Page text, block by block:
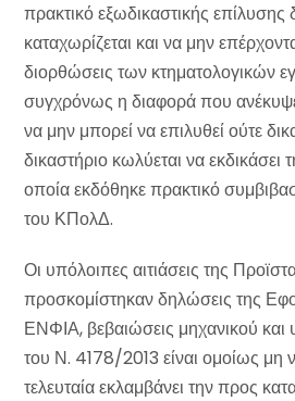
πρακτικό εξωδικαστικής
καταχωρίζεται και να μην
διορθώσεις των κτηματολογικών
συγχρόνως η διαφορά που
να μην μπορεί να επιλυθεί ούτε
δικαστήριο κωλύεται να εκδικάσει
οποία εκδόθηκε πρακτικό
του ΚΠολΔ.
Οι υπόλοιπες αιτιάσεις της
προσκομίστηκαν δηλώσεις της
ΕΝΦΙΑ, βεβαιώσεις μηχανικού
του Ν. 4178/2013 είναι ομοίως μη
τελευταία εκλαμβάνει την προς